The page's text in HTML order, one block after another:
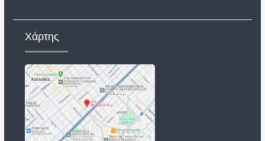
Χάρτης